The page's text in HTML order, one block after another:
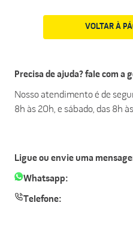
VOLTAR À
Precisa de ajuda? fale com a
Nosso atendimento é de
8h às 20h, e sábado, das 8h
Ligue ou envie uma
Whatsapp:
Telefone: